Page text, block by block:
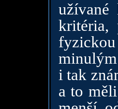
užívané
kritéria,
i tak
a to